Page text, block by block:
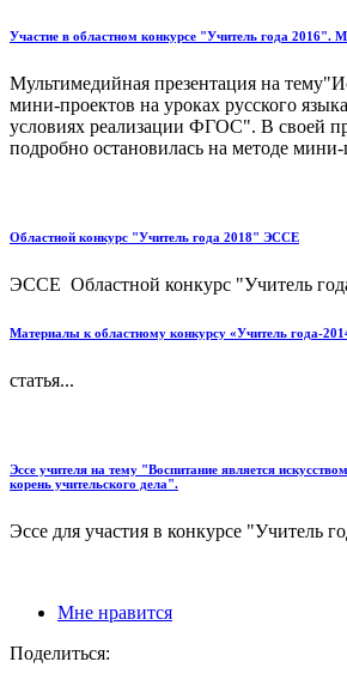
Участие в областном конкурсе "Учитель года 2016".
Мультимедийная презентация на
мини-проектов на уроках русского
условиях реализации ФГОС". В своей
подробно остановилась на методе мини-
Областной конкурс "Учитель года 2018" ЭССЕ
ЭССЕ Областной конкурс "Учитель
Материалы к областному конкурсу «Учитель года-
статья...
Эссе учителя на тему "Воспитание является
корень учительского дела".
Эссе для участия в конкурсе "Учитель
Мне нравится
Поделиться: